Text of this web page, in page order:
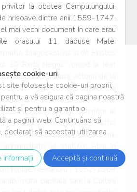
cookie-uri
site folosește cookie-uri proprii,
a vă asigura că pagina noastră
și pentru a garanta o
a paginii web. Continuând să
declarați să acceptați utilizarea
Acceptă și continuă